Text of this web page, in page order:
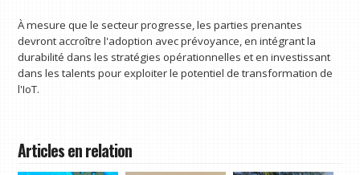
À mesure que le secteur progresse, les parties prenantes
devront accroître l'adoption avec prévoyance, en intégrant la
durabilité dans les stratégies opérationnelles et en investissant
dans les talents pour exploiter le potentiel de transformation de
l'IoT.
Articles en relation